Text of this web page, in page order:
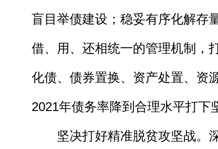
盲目举债建设；稳妥有序化解存
借、用、还相统一的管理机制，
化债、债券置换、资产处置、资
2021年债务率降到合理水平打下
坚决打好精准脱贫攻坚战。